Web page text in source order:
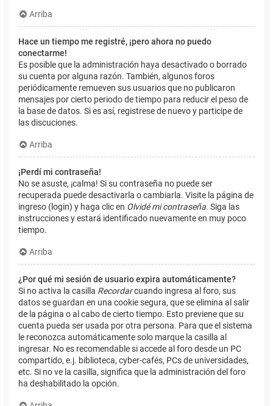
Arriba
Hace un tiempo me registré, ¡pero ahora no puedo
conectarme!
Es posible que la administración haya desactivado o borrado
su cuenta por alguna razón. También, algunos foros
periódicamente remueven sus usuarios que no publicaron
mensajes por cierto periodo de tiempo para reducir el peso de
la base de datos. Si es así, registrese de nuevo y participe de
las discuciones.
Arriba
¡Perdí mi contraseña!
No se asuste, ¡calma! Si su contraseña no puede ser
recuperada puede desactivarla o cambiarla. Visite la página de
ingreso (login) y haga clic en Olvidé mi contraseña. Siga las
instrucciones y estará identificado nuevamente en muy poco
tiempo.
Arriba
¿Por qué mi sesión de usuario expira automáticamente?
Si no activa la casilla Recordarcuando ingresa al foro, sus
datos se guardan en una cookie segura, que se elimina al salir
de la página o al cabo de cierto tiempo. Esto previene que su
cuenta pueda ser usada por otra persona. Para que el sistema
le reconozca automáticamente solo marque la casilla al
ingresar. No es recomendable si accede al foro desde un PC
compartido, e.j. biblioteca, cyber-cafés, PCs de universidades,
etc. Si no ve la casilla, significa que la administración del foro
ha deshabilitado la opción.